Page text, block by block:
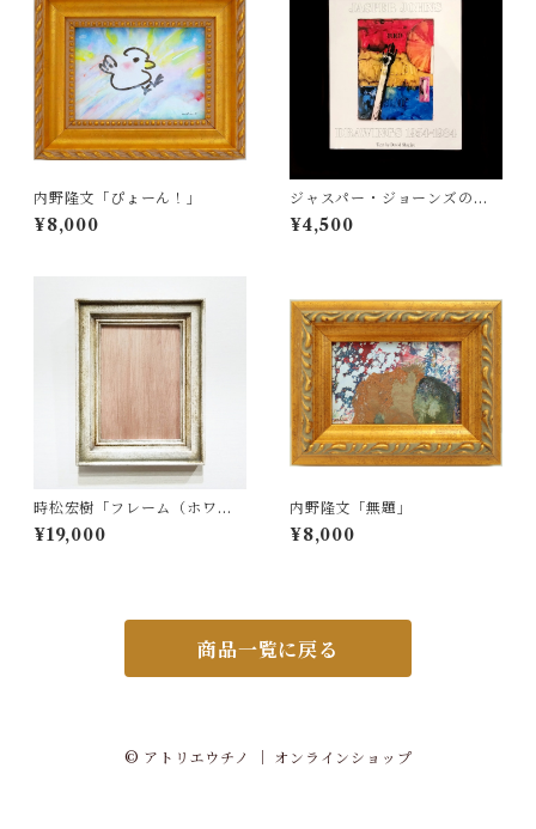
内野隆文「ぴょーん！」
¥8,000
ジャスパー・ジョーンズのド
ローイング作品集
¥4,500
時松宏樹「フレーム（ホワイ
ト・A5サイズ）」
¥19,000
内野隆文「無題」
¥8,000
商品一覧に戻る
© アトリエウチノ ｜ オンラインショップ